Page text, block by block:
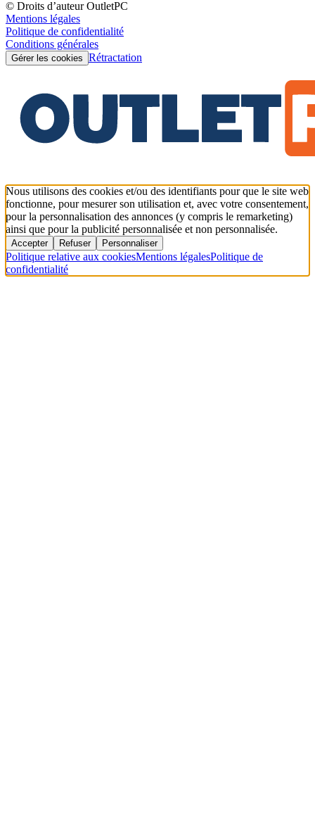
© Droits d’auteur OutletPC
Mentions légales
Politique de confidentialité
Conditions générales
Gérer les cookies Rétractation
Nous utilisons des cookies et/ou des identifiants pour que le site web
fonctionne, pour mesurer son utilisation et, avec votre consentement,
pour la personnalisation des annonces (y compris le remarketing)
ainsi que pour la publicité personnalisée et non personnalisée.
Accepter Refuser Personnaliser
Politique relative aux cookiesMentions légalesPolitique de
confidentialité